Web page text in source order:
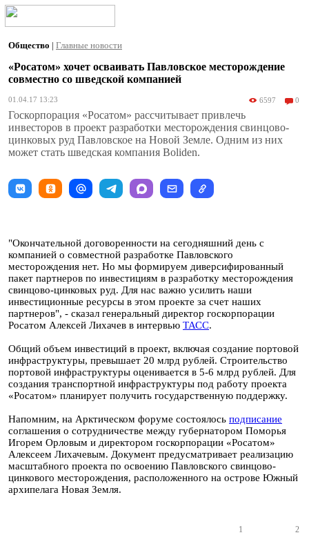
Общество | Главные новости
«Росатом» хочет осваивать Павловское месторождение
совместно со шведской компанией
01.04.17 13:23 6597 0
Госкорпорация «Росатом» рассчитывает привлечь
инвесторов в проект разработки месторождения свинцово-
цинковых руд Павловское на Новой Земле. Одним из них
может стать шведская компания Boliden.
"Окончательной договоренности на сегодняшний день с
компанией о совместной разработке Павловского
месторождения нет. Но мы формируем диверсифированный
пакет партнеров по инвестициям в разработку месторождения
свинцово-цинковых руд. Для нас важно усилить наши
инвестиционные ресурсы в этом проекте за счет наших
партнеров", - сказал генеральный директор госкорпорации
Росатом Алексей Лихачев в интервью ТАСС.
Общий объем инвестиций в проект, включая создание портовой
инфраструктуры, превышает 20 млрд рублей. Строительство
портовой инфраструктуры оценивается в 5-6 млрд рублей. Для
создания транспортной инфраструктуры под работу проекта
«Росатом» планирует получить государственную поддержку.
Напомним, на Арктическом форуме состоялось подписание
соглашения о сотрудничестве между губернатором Поморья
Игорем Орловым и директором госкорпорации «Росатом»
Алексеем Лихачевым. Документ предусматривает реализацию
масштабного проекта по освоению Павловского свинцово-
цинкового месторождения, расположенного на острове Южный
архипелага Новая Земля.
1 2